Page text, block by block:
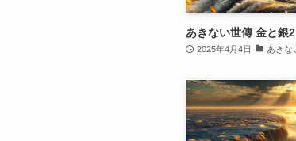
あきない世傳 金と銀
2025年4月4日 あきな